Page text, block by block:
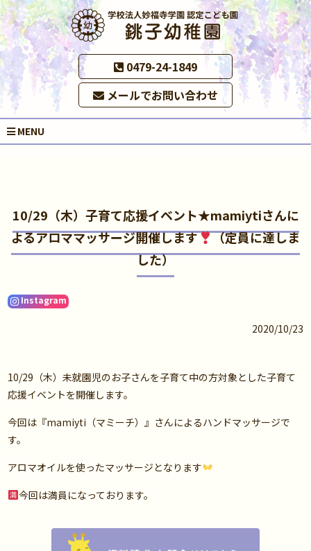
0479-24-1849
メールでお問い合わせ
MENU
10/29（木）子育て応援イベント★mamiytiさんに
よるアロママッサージ開催します
（定員に達しま
した）
Instagram
2020/10/23
10/29（木）未就園児のお子さんを子育て中の方対象とした子育て
応援イベントを開催します。
今回は『mamiyti（マミーチ）』さんによるハンドマッサージで
す。
アロマオイルを使ったマッサージとなります
今回は満員になっております。